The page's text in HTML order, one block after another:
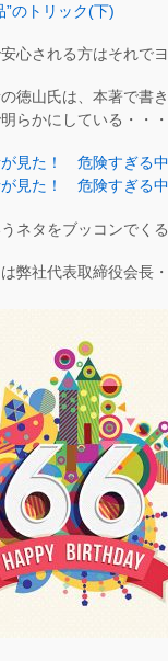
”のトリック(下)
心される方はそれで
徳山氏は、本著で書
らかにしている・・
が見た！ 危険すぎる
が見た！ 危険すぎる
ネタをブッコンでく
弊社代表取締役会長